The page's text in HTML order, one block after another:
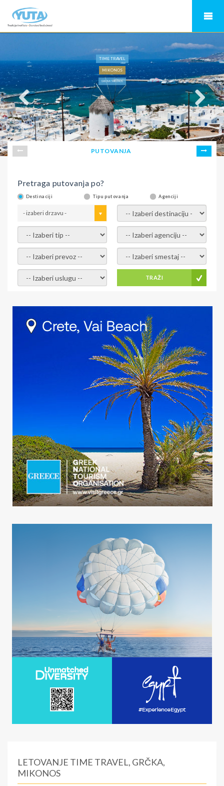
TIME TRAVEL
MIKONOS
GRČKA - MIKONOS
PUTOVANJA
Pretraga putovanja po?
Destinaciji Tipu putovanja Agenciji
- izaberi drzavu - - izaberi destinaciju -
- izaberi tip - - izaberi agenciju -
- izaberi prevoz - - Izaberite smestaj -
- Izaberite uslugu - TRAŽI
LETOVANJE TIME TRAVEL, GRČKA,
MIKONOS